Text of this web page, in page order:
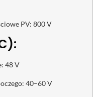
PV: 800 V
48 V
40–60 V